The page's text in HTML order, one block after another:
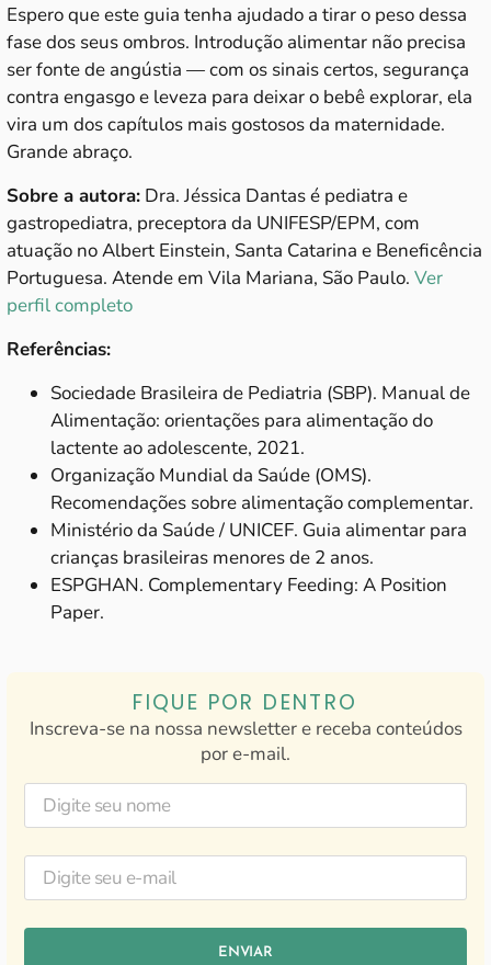
Espero que este guia tenha ajudado a tirar o peso dessa
fase dos seus ombros. Introdução alimentar não precisa
ser fonte de angústia — com os sinais certos, segurança
contra engasgo e leveza para deixar o bebê explorar, ela
vira um dos capítulos mais gostosos da maternidade.
Grande abraço.
Sobre a autora: Dra. Jéssica Dantas é pediatra e
gastropediatra, preceptora da UNIFESP/EPM, com
atuação no Albert Einstein, Santa Catarina e Beneficência
Portuguesa. Atende em Vila Mariana, São Paulo. Ver
perfil completo
Referências:
Sociedade Brasileira de Pediatria (SBP). Manual de
Alimentação: orientações para alimentação do
lactente ao adolescente, 2021.
Organização Mundial da Saúde (OMS).
Recomendações sobre alimentação complementar.
Ministério da Saúde / UNICEF. Guia alimentar para
crianças brasileiras menores de 2 anos.
ESPGHAN. Complementary Feeding: A Position
Paper.
FIQUE POR DENTRO
Inscreva-se na nossa newsletter e receba conteúdos
por e-mail.
ENVIAR